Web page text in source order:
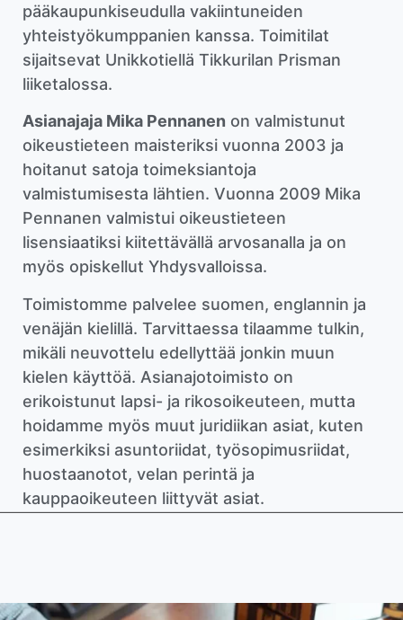
pääkaupunkiseudulla vakiintuneiden
yhteistyökumppanien kanssa. Toimitilat
sijaitsevat Unikkotiellä Tikkurilan Prisman
liiketalossa.
Asianajaja Mika Pennanen on valmistunut
oikeustieteen maisteriksi vuonna 2003 ja
hoitanut satoja toimeksiantoja
valmistumisesta lähtien. Vuonna 2009 Mika
Pennanen valmistui oikeustieteen
lisensiaatiksi kiitettävällä arvosanalla ja on
myös opiskellut Yhdysvalloissa.
Toimistomme palvelee suomen, englannin ja
venäjän kielillä. Tarvittaessa tilaamme tulkin,
mikäli neuvottelu edellyttää jonkin muun
kielen käyttöä. Asianajotoimisto on
erikoistunut lapsi- ja rikosoikeuteen, mutta
hoidamme myös muut juridiikan asiat, kuten
esimerkiksi asuntoriidat, työsopimusriidat,
huostaanotot, velan perintä ja
kauppaoikeuteen liittyvät asiat.